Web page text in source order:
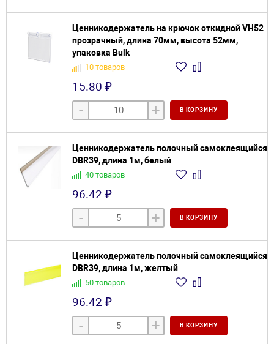
Ценникодержатель на крючок откидной VH52
прозрачный, длина 70мм, высота 52мм,
упаковка Bulk
10 товаров
15.80 ₽
- + В КОРЗИНУ
Ценникодержатель полочный самоклеящийся
DBR39, длина 1м, белый
40 товаров
96.42 ₽
- + В КОРЗИНУ
Ценникодержатель полочный самоклеящийся
DBR39, длина 1м, желтый
50 товаров
96.42 ₽
- + В КОРЗИНУ